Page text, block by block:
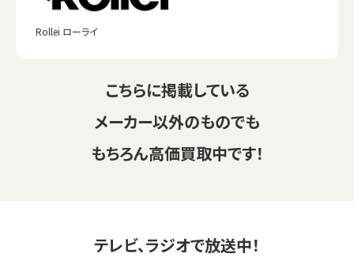
Rollei ローライ
こちらに掲載している
メーカー以外のものでも
もちろん高価買取中です！
テレビ、ラジオで放送中！